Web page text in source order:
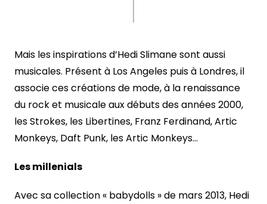
Mais les inspirations d’Hedi Slimane sont aussi
musicales. Présent à Los Angeles puis à Londres, il
associe ces créations de mode, à la renaissance
du rock et musicale aux débuts des années 2000,
les Strokes, les Libertines, Franz Ferdinand, Artic
Monkeys, Daft Punk, les Artic Monkeys…
Les millenials
Avec sa collection « babydolls » de mars 2013, Hedi